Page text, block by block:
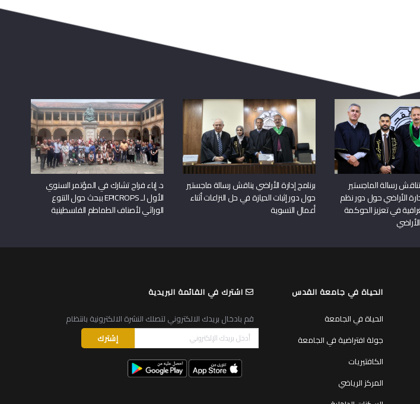
أيضا
رسالة الماجستير
الأراضي حول دور نظم
في تعزيز الحوكمة
برنامج إدارة الأراضي يناقش رسالة ماجستير
حول دور إثبات الحيازة في حل النزاعات أثناء
أعمال التسوية
د. إباء فراح تشارك في المؤتمر السنوي
الأول لـ EPICROPS ببحث حول التنوع
الوراثي لأصناف الطماطم الفلسطينية
الحياة في جامعة القدس
الحياة في الجامعة
جولة افتراضية في الجامعة
الكافتيريات
المركز الرياضي
اشترك في القائمة البريدية
قم بادخال بريدك الالكتروني لتصلك النشرة الالكترونية بانتظام